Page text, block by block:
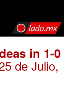
in 1-0
de Julio,